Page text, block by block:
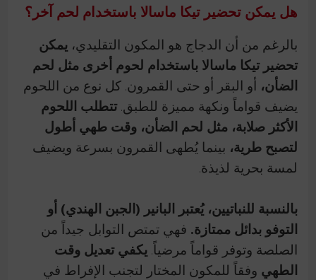
هل يمكن تحضير تيكا ماسالا باستخدام لحم آخر؟
بالرغم من أن الدجاج هو المكون التقليدي، يمكن
تحضير تيكا ماسالا باستخدام لحوم أخرى مثل لحم
الضأن، أو البقر أو حتى القمرون. كل نوع من اللحوم
يضيف قواماً ونكهة مميزة للطبق.تتطلب اللحوم
الأكثر صلابة، مثل لحم الضأن، وقت طهي أطول
لتصبح طرية، بينما يُطهى القمرون بسرعة ويضيف
لمسة بحرية لذيذة.
بالنسبة للنباتيين، يُعتبر البانير (الجبن الهندي) أو
التوفو بدائل ممتازة. فهي تمتص التوابل جيداً من
الصلصة وتوفر قواماً مرضياً. يكفي تعديل وقت
الطهي وفقاً للمكون المختار لتجنب الإفراط في